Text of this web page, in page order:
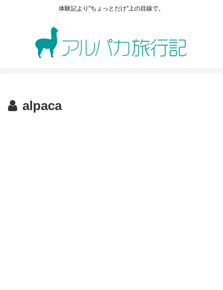
体験記より"ちょっとだけ"上の目線で。
alpaca